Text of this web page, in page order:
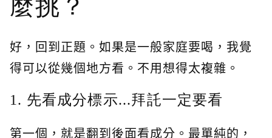
麼挑？
好，回到正題。如果是一般家庭要喝，我覺
得可以從幾個地方看。不用想得太複雜。
1. 先看成分標示...拜託一定要看
第一個，就是翻到後面看成分。最單純的，